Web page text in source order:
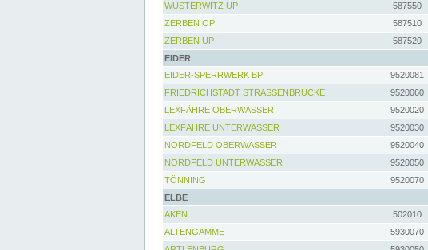
WUSTERWITZ UP
587550
ZERBEN OP
587510
ZERBEN UP
587520
EIDER
EIDER-SPERRWERK BP
9520081
FRIEDRICHSTADT STRASSENBRÜCKE
9520060
LEXFÄHRE OBERWASSER
9520020
LEXFÄHRE UNTERWASSER
9520030
NORDFELD OBERWASSER
9520040
NORDFELD UNTERWASSER
9520050
TÖNNING
9520070
ELBE
AKEN
502010
ALTENGAMME
5930070